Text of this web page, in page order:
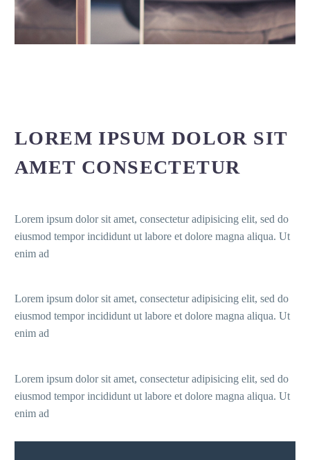
LOREM IPSUM DOLOR SIT
AMET CONSECTETUR
Lorem ipsum dolor sit amet, consectetur adipisicing elit, sed do
eiusmod tempor incididunt ut labore et dolore magna aliqua. Ut
enim ad
Lorem ipsum dolor sit amet, consectetur adipisicing elit, sed do
eiusmod tempor incididunt ut labore et dolore magna aliqua. Ut
enim ad
Lorem ipsum dolor sit amet, consectetur adipisicing elit, sed do
eiusmod tempor incididunt ut labore et dolore magna aliqua. Ut
enim ad